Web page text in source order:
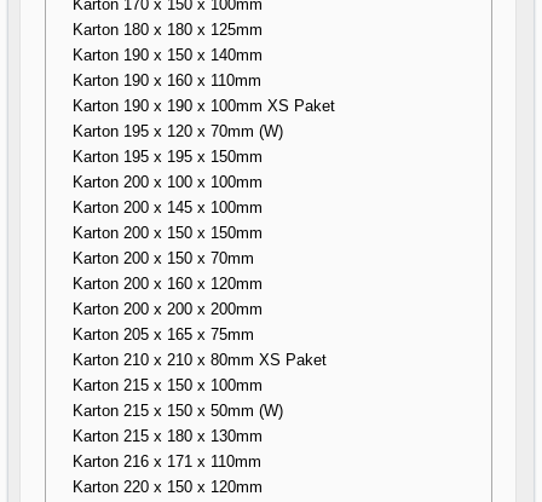
Karton 170 x 150 x 100mm
Karton 180 x 180 x 125mm
Karton 190 x 150 x 140mm
Karton 190 x 160 x 110mm
Karton 190 x 190 x 100mm XS Paket
Karton 195 x 120 x 70mm (W)
Karton 195 x 195 x 150mm
Karton 200 x 100 x 100mm
Karton 200 x 145 x 100mm
Karton 200 x 150 x 150mm
Karton 200 x 150 x 70mm
Karton 200 x 160 x 120mm
Karton 200 x 200 x 200mm
Karton 205 x 165 x 75mm
Karton 210 x 210 x 80mm XS Paket
Karton 215 x 150 x 100mm
Karton 215 x 150 x 50mm (W)
Karton 215 x 180 x 130mm
Karton 216 x 171 x 110mm
Karton 220 x 150 x 120mm